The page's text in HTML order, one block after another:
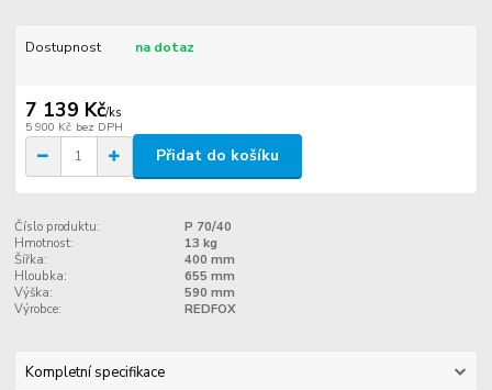
Dostupnost na dotaz
7 139 Kč/ks
5 900 Kč bez DPH
Přidat do košíku
Číslo produktu:
P 70/40
Hmotnost:
13 kg
Šířka:
400 mm
Hloubka:
655 mm
Výška:
590 mm
Výrobce:
REDFOX
Kompletní specifikace